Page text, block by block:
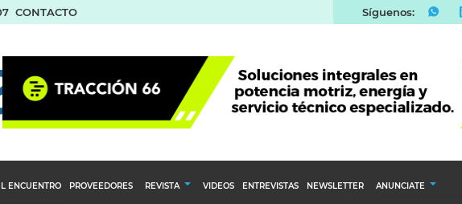
CONTACTO Síguenos:
ENCUENTRO PROVEEDORES REVISTA VIDEOS ENTREVISTAS NEWSLETTER ANUNCIATE